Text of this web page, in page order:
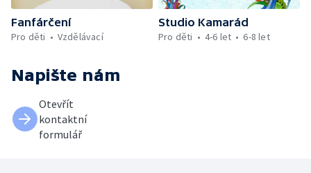
Fanfárčení
Pro děti
Vzdělávací
Studio Kamarád
Pro děti
4-6 let 6-8 let
Napište nám
Otevřít
kontaktní
formulář